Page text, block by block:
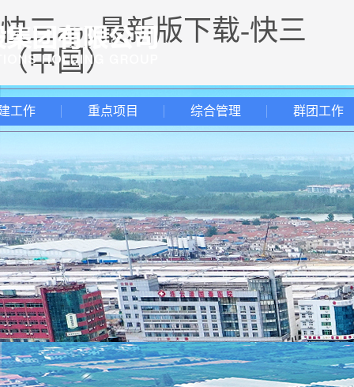
快三app最新版下载-快三
（中国）
工作 重点项目 综合管理 群团工作